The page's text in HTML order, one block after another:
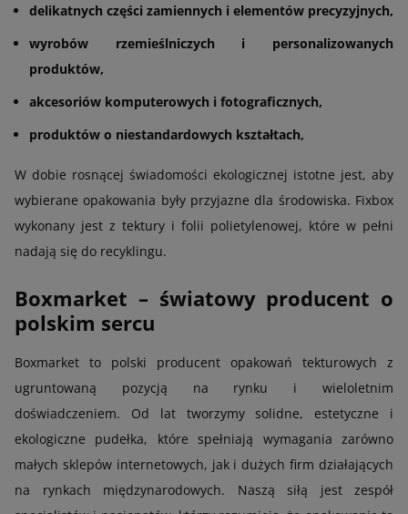
delikatnych części zamiennych i elementów precyzyjnych,
wyrobów rzemieślniczych i personalizowanych
produktów,
akcesoriów komputerowych i fotograficznych,
produktów o niestandardowych kształtach,
W dobie rosnącej świadomości ekologicznej istotne jest, aby
wybierane opakowania były przyjazne dla środowiska. Fixbox
wykonany jest z tektury i folii polietylenowej, które w pełni
nadają się do recyklingu.
Boxmarket – światowy producent o
polskim sercu
Boxmarket to polski producent opakowań tekturowych z
ugruntowaną pozycją na rynku i wieloletnim
doświadczeniem. Od lat tworzymy solidne, estetyczne i
ekologiczne pudełka, które spełniają wymagania zarówno
małych sklepów internetowych, jak i dużych firm działających
na rynkach międzynarodowych. Naszą siłą jest zespół